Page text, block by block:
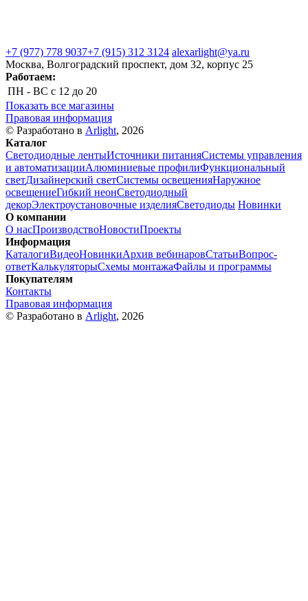
+7 (977) 778 9037+7 (915) 312 3124 alexarlight@ya.ru
Москва, Волгоградский проспект, дом 32, корпус 25
Работаем:
ПН - ВС с 12 до 20
Показать все магазины
Правовая информация
© Разработано в Arlight, 2026
Каталог
Светодиодные лентыИсточники питанияСистемы управления
и автоматизацииАлюминиевые профилиФункциональный
светДизайнерский светСистемы освещенияНаружное
освещениеГибкий неонСветодиодный
декорЭлектроустановочные изделияСветодиоды Новинки
О компании
О насПроизводствоНовостиПроекты
Информация
КаталогиВидеоНовинкиАрхив вебинаровСтатьиВопрос-
ответКалькуляторыСхемы монтажаФайлы и программы
Покупателям
Контакты
Правовая информация
© Разработано в Arlight, 2026